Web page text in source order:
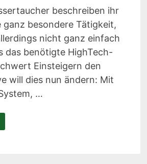
beschreiben ihr
ganz besondere Tätigkeit,
nicht ganz einfach
das benötigte HighTech-
Einsteigern den
will dies nun ändern: Mit
…